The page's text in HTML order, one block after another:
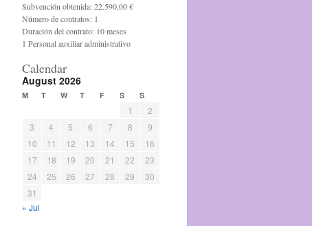
Subvención obtenida: 22.590,00 €
Número de contratos: 1
Duración del contrato: 10 meses
1 Personal auxiliar administrativo
Calendar
August 2026
M T W T F S S
1
2
3
4 5 6 7 8
9
10
11 12 13 14 15
16
17
18 19 20 21 22
23
24
25 26 27 28 29
30
31
« Jul